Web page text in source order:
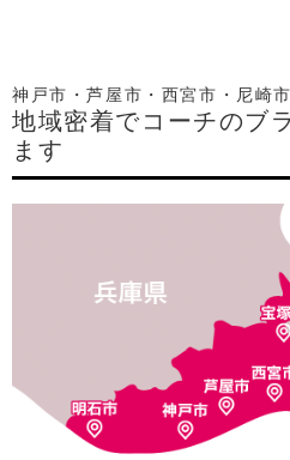
神戸市・芦屋市・西宮市・尼崎
地域密着でコーチのブ
ます